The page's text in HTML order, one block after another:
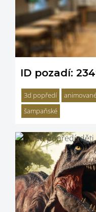
ID pozadí:
3d popředí
šampaňské